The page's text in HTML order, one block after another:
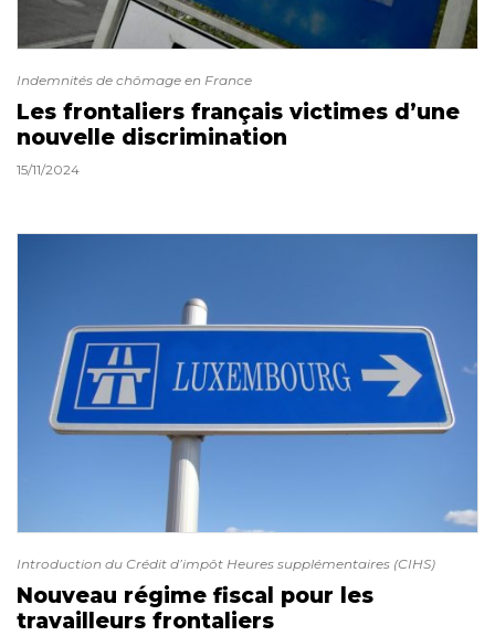
Indemnités de chômage en France
Les frontaliers français victimes d’une
nouvelle discrimination
15/11/2024
Introduction du Crédit d’impôt Heures supplémentaires (CIHS)
Nouveau régime fiscal pour les
travailleurs frontaliers